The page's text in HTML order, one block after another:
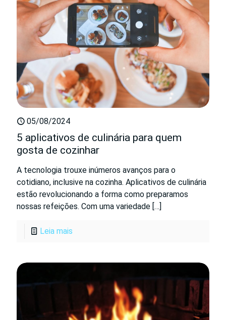
05/08/2024
5 aplicativos de culinária para quem
gosta de cozinhar
A tecnologia trouxe inúmeros avanços para o
cotidiano, inclusive na cozinha. Aplicativos de culinária
estão revolucionando a forma como preparamos
nossas refeições. Com uma variedade […]
Leia mais